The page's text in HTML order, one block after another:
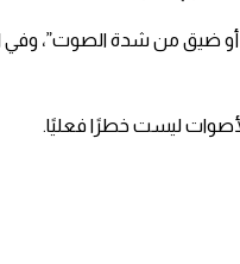
ضيق من شدة الصوت”، وفي
ليست خطرًا فعليًا.